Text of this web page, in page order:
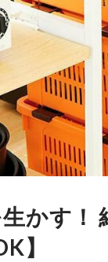
かす！
】